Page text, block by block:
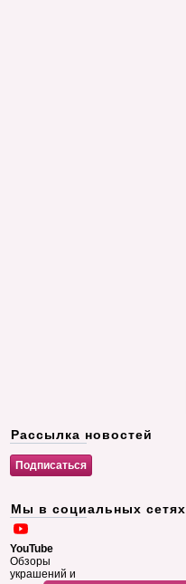
Рассылка новостей
Мы в социальных сетях
YouTube
Обзоры
украшений и